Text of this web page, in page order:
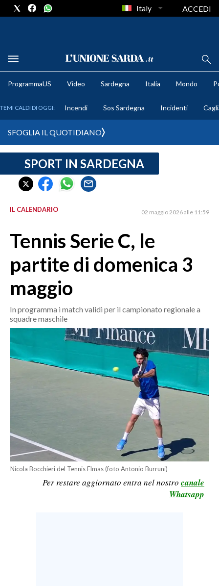
METEO
CRONACA SARDEGNA
CAGLIARI
SULCIS IGLESIENTE
ORISTANO E PROVINCIA
GALLURA
NUORO E PROVINCIA
OGLIASTRA
AGENDA
ITALIA
SERVIZI ALLE IMPRESE
LAVORO
BANDI
Italy ACCEDI
ProgrammaUS Video Sardegna Italia Mondo
TEMI CALDI DI OGGI: Incendi Sos Sardegna Incidenti
SFOGLIA IL QUOTIDIANO
SPORT IN SARDEGNA
IL CALENDARIO 02 maggio 2026 alle 11:59
Tennis Serie C, le
partite di domenica 3
maggio
In programma i match validi per il campionato regionale a
squadre maschile
Nicola Bocchieri del Tennis Elmas (foto Antonio Burruni)
Per restare aggiornato entra nel nostro canale
Whatsapp